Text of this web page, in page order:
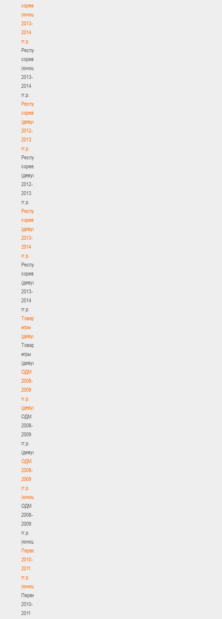
соревнования
(юноши)
2013-
2014
гг.р.
Республиканские
соревнования
(юноши)
2013-
2014
гг.р.
Республиканские
соревнования
(девушки)
2012-
2013
гг.р.
Республиканские
соревнования
(девушки)
2012-
2013
гг.р.
Республиканские
соревнования
(девушки)
2013-
2014
гг.р.
Республиканские
соревнования
(девушки)
2013-
2014
гг.р.
Товарищеские
игры
(девушки)
Товарищеские
игры
(девушки)
ОДМ
2008-
2009
гг.р.
(девушки)
ОДМ
2008-
2009
гг.р.
(девушки)
ОДМ
2008-
2009
гг.р.
(юноши)
ОДМ
2008-
2009
гг.р.
(юноши)
Первенство
2010-
2011
гг.р.
(юноши)
Первенство
2010-
2011